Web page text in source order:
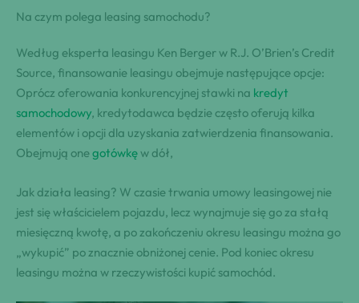
Na czym polega leasing samochodu?
Według eksperta leasingu Ken Berger w R.J. O’Brien’s Credit
Source, finansowanie leasingu obejmuje następujące opcje:
Oprócz oferowania konkurencyjnej stawki na kredyt
samochodowy, kredytodawca będzie często oferują kilka
elementów i opcji dla uzyskania zatwierdzenia finansowania.
Obejmują onegotówkęw dół,
Jak działa leasing? W czasie trwania umowy leasingowej nie
jest się właścicielem pojazdu, lecz wynajmuje się go za stałą
miesięczną kwotę, a po zakończeniu okresu leasingu można go
„wykupić” po znacznie obniżonej cenie. Pod koniec okresu
leasingu można w rzeczywistości kupić samochód.